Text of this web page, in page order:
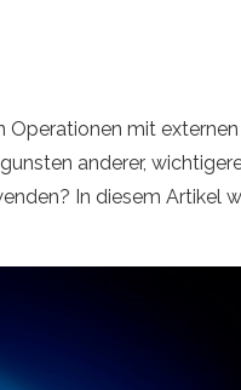
mit
anderer,
In diesem Artikel